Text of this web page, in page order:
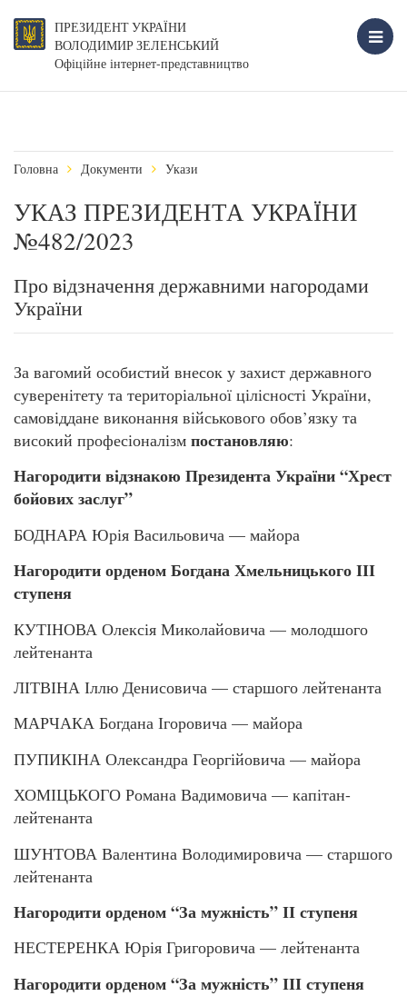
ПРЕЗИДЕНТ УКРАЇНИ
ВОЛОДИМИР ЗЕЛЕНСЬКИЙ
Офіційне інтернет-представництво
Головна Документи Укази
УКАЗ ПРЕЗИДЕНТА УКРАЇНИ
№482/2023
Про відзначення державними нагородами
України
За вагомий особистий внесок у захист державного
суверенітету та територіальної цілісності України,
самовіддане виконання військового обов’язку та
високий професіоналізм постановляю:
Нагородити відзнакою Президента України “Хрест
бойових заслуг”
БОДНАРА Юрія Васильовича — майора
Нагородити орденом Богдана Хмельницького ІІІ
ступеня
КУТІНОВА Олексія Миколайовича — молодшого
лейтенанта
ЛІТВІНА Іллю Денисовича — старшого лейтенанта
МАРЧАКА Богдана Ігоровича — майора
ПУПИКІНА Олександра Георгійовича — майора
ХОМІЦЬКОГО Романа Вадимовича — капітан-
лейтенанта
ШУНТОВА Валентина Володимировича — старшого
лейтенанта
Нагородити орденом “За мужність” ІІ ступеня
НЕСТЕРЕНКА Юрія Григоровича — лейтенанта
Нагородити орденом “За мужність” ІІІ ступеня